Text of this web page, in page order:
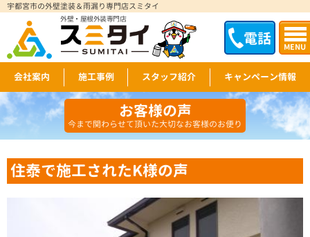
電話 MENU
宇都宮市の外壁塗装＆雨漏り専門店スミタイ
外壁・屋根外装専門店
会社案内 施工事例 スタッフ紹介 キャンペーン情報
お客様の声
今まで関わらせて頂いた大切なお客様のお便り
住泰で施工されたK様の声